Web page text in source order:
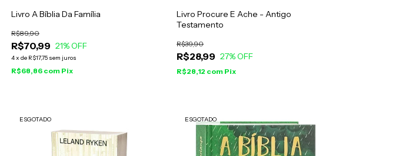
Livro A Bíblia Da Família
R$70,99
R$89,90
21% OFF
4x de R$17,75 sem juros
R$68,86 com Pix
Livro Procure E Ache - Antigo
Testamento
R$28,99
R$39,90
27% OFF
R$28,12 com Pix
ESGOTADO ESGOTADO